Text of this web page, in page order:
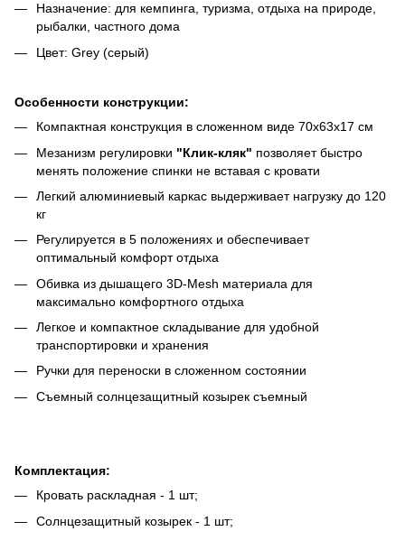
Назначение: для кемпинга, туризма, отдыха на природе,
рыбалки, частного дома
Цвет: Grey (серый)
Особенности конструкции:
Компактная конструкция в сложенном виде 70х63х17 см
Мезанизм регулировки "Клик-кляк" позволяет быстро
менять положение спинки не вставая с кровати
Легкий алюминиевый каркас выдерживает нагрузку до 120
кг
Регулируется в 5 положениях и обеспечивает
оптимальный комфорт отдыха
Обивка из дышащего 3D-Mesh материала для
максимально комфортного отдыха
Легкое и компактное складывание для удобной
транспортировки и хранения
Ручки для переноски в сложенном состоянии
Съемный солнцезащитный козырек съемный
Комплектация:
Кровать раскладная - 1 шт;
Солнцезащитный козырек - 1 шт;